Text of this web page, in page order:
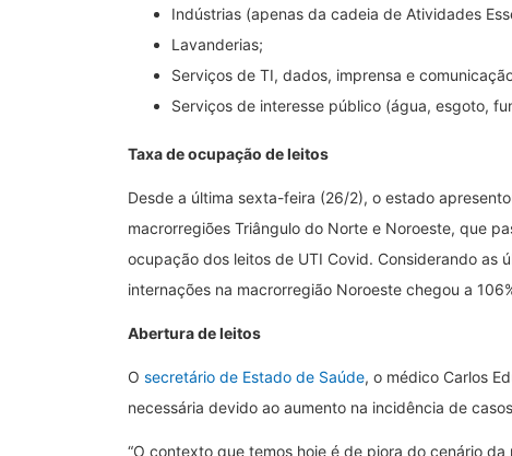
Indústrias (apenas da cadeia de Atividades
Lavanderias;
Serviços de TI, dados, imprensa e
Serviços de interesse público (água, esgoto,
Taxa de ocupação de leitos
Desde a última sexta-feira (26/2), o estado
macrorregiões Triângulo do Norte e Noroeste, que
ocupação dos leitos de UTI Covid. Considerando as
internações na macrorregião Noroeste chegou a
Abertura de leitos
O secretário de Estado de Saúde, o médico Carlos
necessária devido ao aumento na incidência de
“O contexto que temos hoje é de piora do cenário